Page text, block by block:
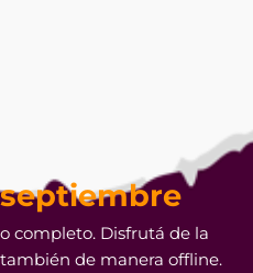
completo. Disfrutá de la
de manera offline.